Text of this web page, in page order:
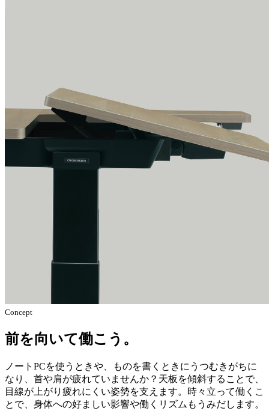
Concept
前を向いて働こう。
ノートPCを使うときや、ものを書くときにうつむきがちに
なり、首や肩が疲れていませんか？天板を傾斜することで、
目線が上がり疲れにくい姿勢を支えます。時々立って働くこ
とで、身体への好ましい影響や働くリズムもうみだします。